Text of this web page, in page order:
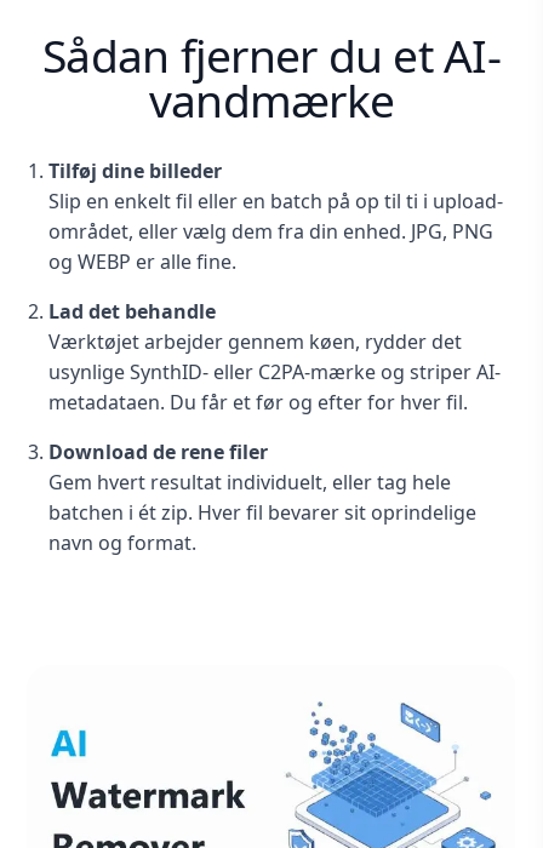
Sådan fjerner du et AI-
vandmærke
Tilføj dine billeder
Slip en enkelt fil eller en batch på op til ti i upload-
området, eller vælg dem fra din enhed. JPG, PNG
og WEBP er alle fine.
Lad det behandle
Værktøjet arbejder gennem køen, rydder det
usynlige SynthID- eller C2PA-mærke og striper AI-
metadataen. Du får et før og efter for hver fil.
Download de rene filer
Gem hvert resultat individuelt, eller tag hele
batchen i ét zip. Hver fil bevarer sit oprindelige
navn og format.